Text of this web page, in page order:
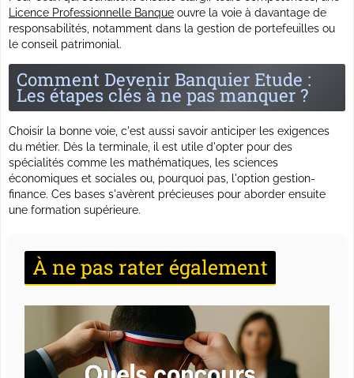
Licence Professionnelle Banque ouvre la voie à davantage de
responsabilités, notamment dans la gestion de portefeuilles ou
le conseil patrimonial.
Comment Devenir Banquier Etude :
Les étapes clés à ne pas manquer ?
Choisir la bonne voie, c'est aussi savoir anticiper les exigences
du métier. Dès la terminale, il est utile d'opter pour des
spécialités comme les mathématiques, les sciences
économiques et sociales ou, pourquoi pas, l'option gestion-
finance. Ces bases s'avèrent précieuses pour aborder ensuite
une formation supérieure.
À ne pas rater également